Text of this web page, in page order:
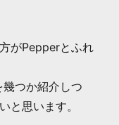
がPepperとふれ
つか紹介しつ
と思います。